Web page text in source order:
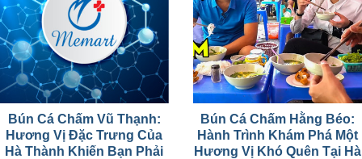
Bún Cá Chấm Vũ Thạnh:
Hương Vị Đặc Trưng Của
Hà Thành Khiến Bạn Phải
Bún Cá Chấm Hằng Béo:
Hành Trình Khám Phá Một
Hương Vị Khó Quên Tại Hà